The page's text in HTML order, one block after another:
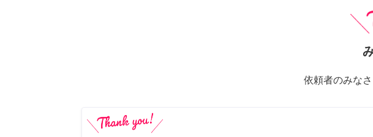
依頼者のみな